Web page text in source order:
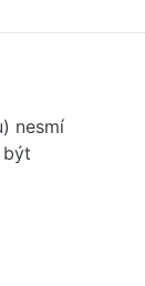
nesmí
být